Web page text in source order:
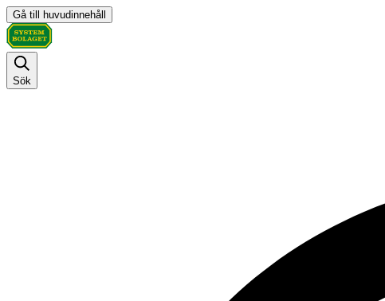
Gå till huvudinnehåll
Sök